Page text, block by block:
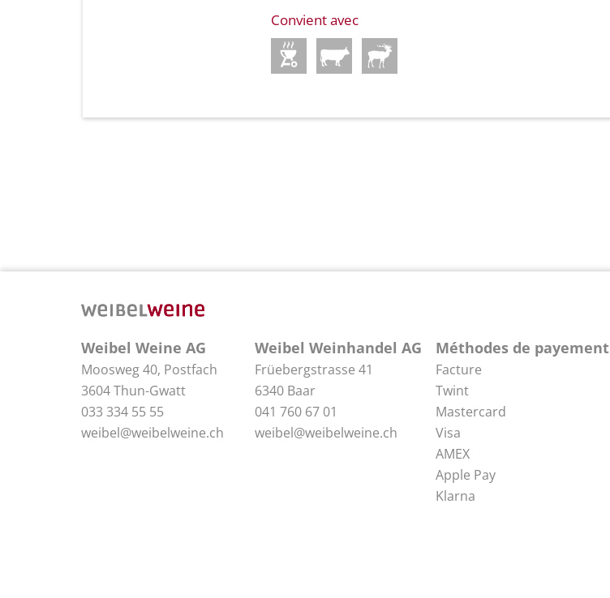
Convient avec
Weibel Weine AG
Moosweg 40, Postfach
3604 Thun-Gwatt
033 334 55 55
weibel@weibelweine.ch
Weibel Weinhandel AG
Früebergstrasse 41
6340 Baar
041 760 67 01
weibel@weibelweine.ch
Méthodes de payement
Facture
Twint
Mastercard
Visa
AMEX
Apple Pay
Klarna